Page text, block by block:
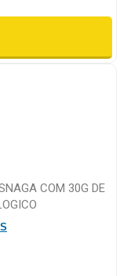
COM 30G DE